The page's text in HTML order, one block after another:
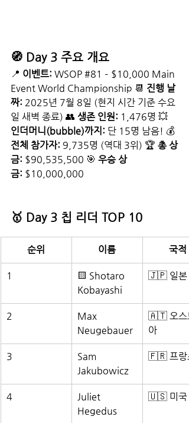
🧭 Day 3 주요 개요
📍 이벤트: WSOP #81 – $10,000 Main
Event World Championship 📆 진행 날
짜: 2025년 7월 8일 (현지 시간 기준 수요
일 새벽 종료) 👥 생존 인원: 1,476명 💥
인더머니(bubble)까지: 단 15명 남음! 💰
전체 참가자: 9,735명 (역대 3위) 🏆 총 상
금: $90,535,500 🎯 우승 상
금: $10,000,000
🥇 Day 3 칩 리더 TOP 10
순위 이름 국적
1
🟨 Shotaro
Kobayashi
🇯🇵 일본
2
Max
Neugebauer
🇦🇹 오스
아
3
Sam
Jakubowicz
🇫🇷 프랑
4
Juliet
Hegedus
🇺🇸 미국